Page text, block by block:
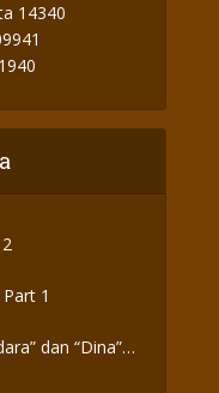
14340
1
dan “Dina”